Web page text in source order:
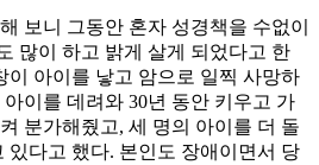
보니 그동안 혼자 성경책을 수없이
많이 하고 밝게 살게 되었다고 한
이 아이를 낳고 암으로 일찍 사망하
이를 데려와 30년 동안 키우고 가
분가해줬고, 세 명의 아이를 더 돌
있다고 했다. 본인도 장애이면서 당